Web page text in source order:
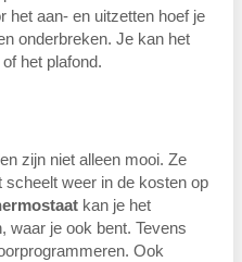
het aan- en uitzetten hoef je
onderbreken. Je kan het
het plafond.
zijn niet alleen mooi. Ze
weer in de kosten op
kan je het
waar je ook bent. Tevens
Ook